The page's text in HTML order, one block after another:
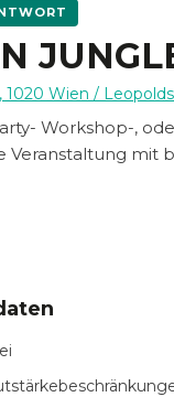
, 1020 Wien /
Workshop-,
Veranstaltung mit